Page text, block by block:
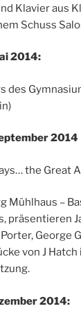
Klavier aus
Schuss
2014:
des
2014
the Great
Mühlhaus –
präsentieren
George
von J
2014: